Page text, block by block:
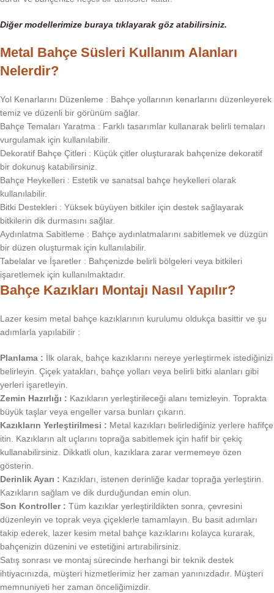
Diğer modellerimize buraya tıklayarak göz atabilirsiniz.
Metal Bahçe Süsleri Kullanım Alanları
Nelerdir?
Yol Kenarlarını Düzenleme : Bahçe yollarının kenarlarını düzenleyerek
temiz ve düzenli bir görünüm sağlar.
Bahçe Temaları Yaratma : Farklı tasarımlar kullanarak belirli temaları
vurgulamak için kullanılabilir.
Dekoratif Bahçe Çitleri : Küçük çitler oluşturarak bahçenize dekoratif
bir dokunuş katabilirsiniz.
Bahçe Heykelleri : Estetik ve sanatsal bahçe heykelleri olarak
kullanılabilir.
Bitki Destekleri : Yüksek büyüyen bitkiler için destek sağlayarak
bitkilerin dik durmasını sağlar.
Aydınlatma Sabitleme : Bahçe aydınlatmalarını sabitlemek ve düzgün
bir düzen oluşturmak için kullanılabilir.
Tabelalar ve İşaretler : Bahçenizde belirli bölgeleri veya bitkileri
işaretlemek için kullanılmaktadır.
Bahçe Kazıkları Montajı Nasıl Yapılır?
Lazer kesim metal bahçe kazıklarının kurulumu oldukça basittir ve şu
adımlarla yapılabilir :
Planlama : İlk olarak, bahçe kazıklarını nereye yerleştirmek istediğinizi
belirleyin. Çiçek yatakları, bahçe yolları veya belirli bitki alanları gibi
yerleri işaretleyin.
Zemin Hazırlığı : Kazıkların yerleştirileceği alanı temizleyin. Toprakta
büyük taşlar veya engeller varsa bunları çıkarın.
Kazıkların Yerleştirilmesi : Metal kazıkları belirlediğiniz yerlere hafifçe
itin. Kazıkların alt uçlarını toprağa sabitlemek için hafif bir çekiç
kullanabilirsiniz. Dikkatli olun, kazıklara zarar vermemeye özen
gösterin.
Derinlik Ayarı : Kazıkları, istenen derinliğe kadar toprağa yerleştirin.
Kazıkların sağlam ve dik durduğundan emin olun.
Son Kontroller : Tüm kazıklar yerleştirildikten sonra, çevresini
düzenleyin ve toprak veya çiçeklerle tamamlayın. Bu basit adımları
takip ederek, lazer kesim metal bahçe kazıklarını kolayca kurarak,
bahçenizin düzenini ve estetiğini artırabilirsiniz.
Satış sonrası ve montaj sürecinde herhangi bir teknik destek
ihtiyacınızda, müşteri hizmetlerimiz her zaman yanınızdadır. Müşteri
memnuniyeti her zaman önceliğimizdir.